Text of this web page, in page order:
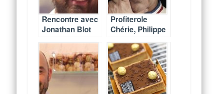
Rencontre avec
Jonathan Blot
restaurant de
desserts Acide
(fermé)
Profiterole
Chérie, Philippe
parle de sa
dernière née